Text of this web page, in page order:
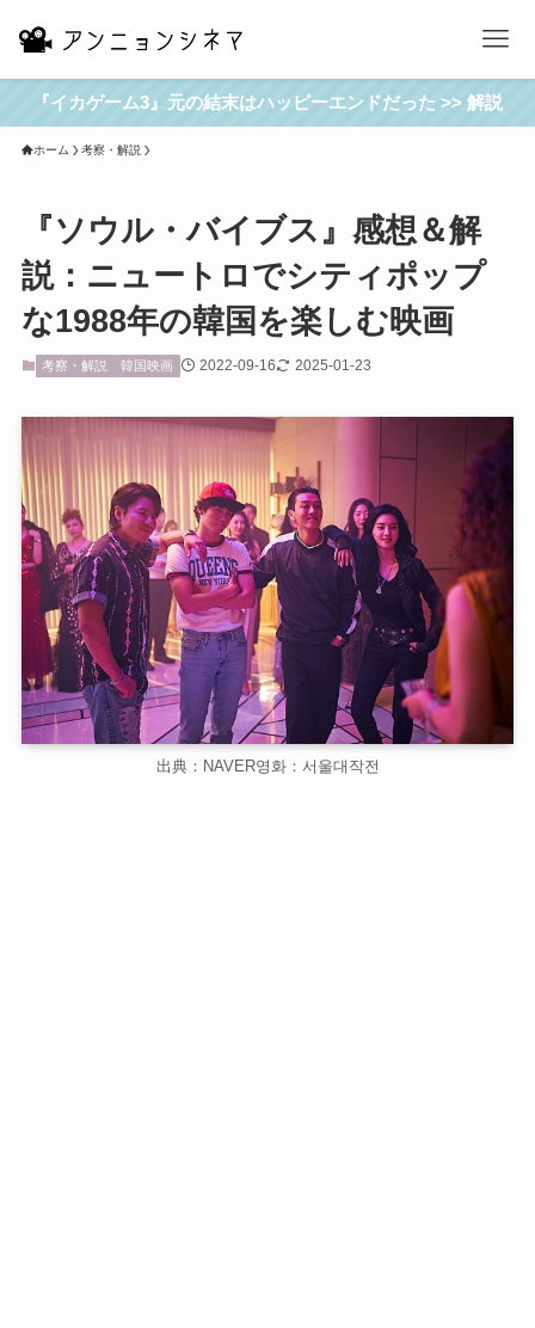
『イカゲーム3』元の結末はハッピーエンドだった >> 解説
ホーム 考察・解説
『ソウル・バイブス』感想＆解
説：ニュートロでシティポップ
な1988年の韓国を楽しむ映画
考察・解説 韓国映画 2022-09-16 2025-01-23
出典：NAVER영화：서울대작전